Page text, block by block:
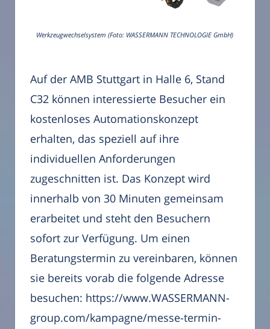
Werkzeugwechselsystem (Foto: WASSERMANN TECHNOLOGIE GmbH)
Auf der AMB Stuttgart in Halle 6, Stand
C32 können interessierte Besucher ein
kostenloses Automationskonzept
erhalten, das speziell auf ihre
individuellen Anforderungen
zugeschnitten ist. Das Konzept wird
innerhalb von 30 Minuten gemeinsam
erarbeitet und steht den Besuchern
sofort zur Verfügung. Um einen
Beratungstermin zu vereinbaren, können
sie bereits vorab die folgende Adresse
besuchen: https://www.WASSERMANN-
group.com/kampagne/messe-termin-